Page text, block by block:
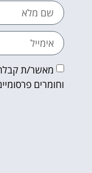
מאשר/ת קבלת
וחומרים